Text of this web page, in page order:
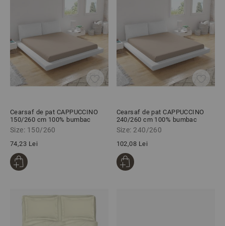
Cearsaf de pat CAPPUCCINO
150/260 cm 100% bumbac
ranforce
Size: 150/260
74,23 Lei
Cearsaf de pat CAPPUCCINO
240/260 cm 100% bumbac
ranforce
Size: 240/260
102,08 Lei